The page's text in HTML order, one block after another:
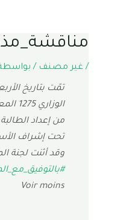
/ غير مصنف /
الوزاري 1275 المعدّل والمتمّم، والمتعلقة بمشروع NutriPaille
من إعداد
تحت إشراف
وقد أثنت لجنة
Voir moins